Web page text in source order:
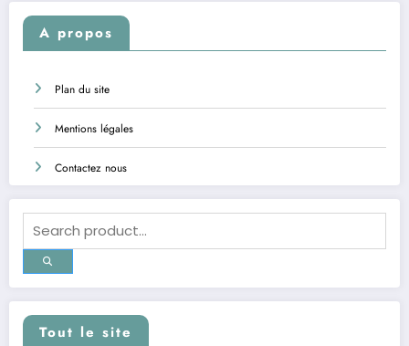
A propos
Plan du site
Mentions légales
Contactez nous
Tout le site